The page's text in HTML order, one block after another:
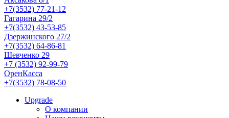
+7(3532) 77-21-12
Гагарина 29/2
+7(3532) 43-53-85
Дзержинского 27/2
+7(3532) 64-86-81
Шевченко 29
+7 (3532) 92-99-79
ОренКасса
+7(3532) 78-08-50
Upgrade
О компании